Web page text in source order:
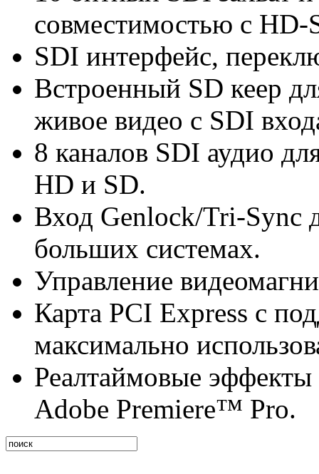
совместимостью с
SDI интерфейс,
Встроенный SD кеер
живое видео с SDI
8 каналов SDI аудио
HD и SD.
Вход Genlock/Tri-Sync
больших системах.
Управление
Карта PCI Express с
максимально
Реалтаймовые
Adobe Premiere™ Pro.